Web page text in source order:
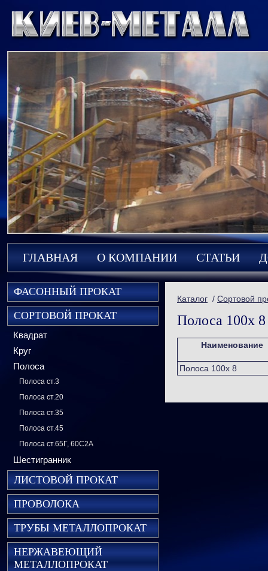
ГЛАВНАЯ О КОМПАНИИ СТАТЬИ
ФАСОННЫЙ ПРОКАТ
СОРТОВОЙ ПРОКАТ
Квадрат
Круг
Полоса
Полоса ст.3
Полоса ст.20
Полоса ст.35
Полоса ст.45
Полоса ст.65Г, 60С2А
Шестигранник
ЛИСТОВОЙ ПРОКАТ
ПРОВОЛОКА
ТРУБЫ МЕТАЛЛОПРОКАТ
НЕРЖАВЕЮЩИЙ
МЕТАЛЛОПРОКАТ
Каталог / Сортовой
Полоса 100х 8
Наименование
Полоса 100х 8